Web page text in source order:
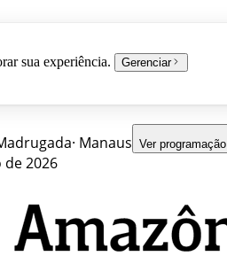
sua experiência. Gerenciar
· Manaus Ver programação
de 2026